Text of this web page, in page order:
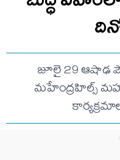
జూలై 29 ఆషాఢ
మహేంద్రహిల్స్‌